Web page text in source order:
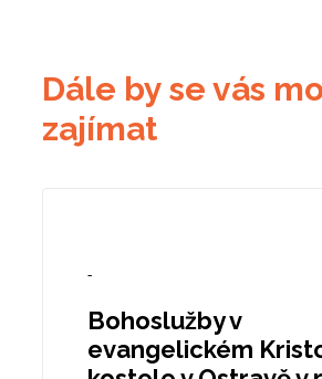
Dále by se vás
zajímat
-
Bohoslužby v
evangelickém